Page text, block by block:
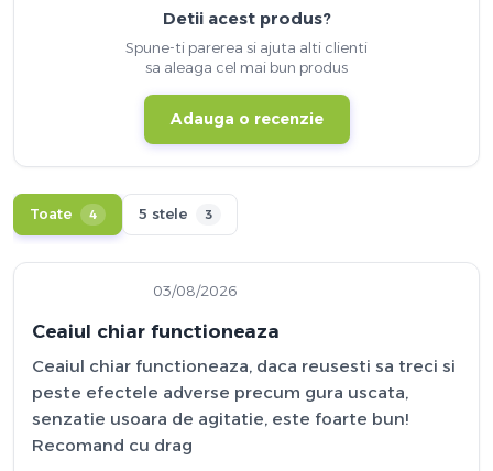
Detii acest produs?
Spune-ti parerea si ajuta alti clienti
sa aleaga cel mai bun produs
Adauga o recenzie
Toate 4 5 stele 3
03/08/2026
Ceaiul chiar functioneaza
Ceaiul chiar functioneaza, daca reusesti sa treci si
peste efectele adverse precum gura uscata,
senzatie usoara de agitatie, este foarte bun!
Recomand cu drag